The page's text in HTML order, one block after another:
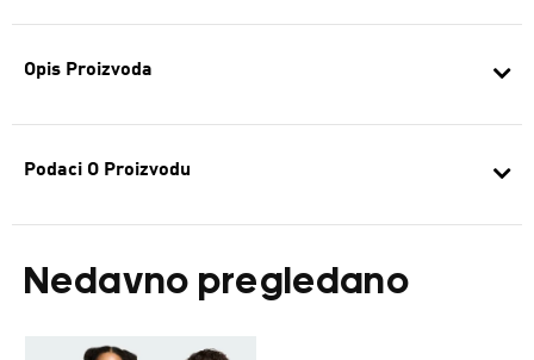
Opis Proizvoda
Podaci O Proizvodu
Nedavno pregledano